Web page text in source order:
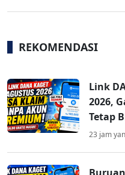
REKOMENDASI
Link
2026,
Tetap
23 jam